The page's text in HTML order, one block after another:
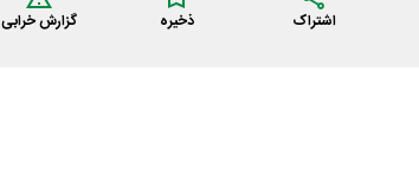
اشتراک ذخیره گزارش خرابی